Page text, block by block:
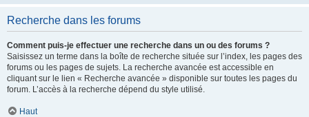
Recherche dans les forums
Comment puis-je effectuer une recherche dans un ou des forums ?
Saisissez un terme dans la boîte de recherche située sur l’index, les pages des
forums ou les pages de sujets. La recherche avancée est accessible en
cliquant sur le lien « Recherche avancée » disponible sur toutes les pages du
forum. L’accès à la recherche dépend du style utilisé.
Haut